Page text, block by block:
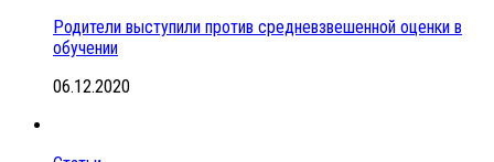
Родители выступили против средневзвешенной оценки в
обучении
06.12.2020